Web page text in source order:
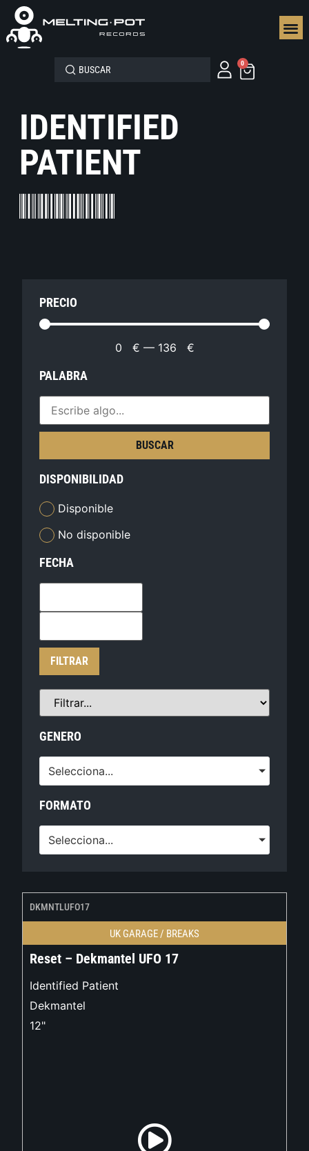
0
IDENTIFIED
PATIENT
PRECIO
0 € — 136 €
PALABRA
BUSCAR
DISPONIBILIDAD
Disponible
No disponible
FECHA
FILTRAR
GENERO
Selecciona...
FORMATO
Selecciona...
DKMNTLUFO17
UK GARAGE / BREAKS
Reset – Dekmantel UFO 17
Identified Patient
Dekmantel
12"